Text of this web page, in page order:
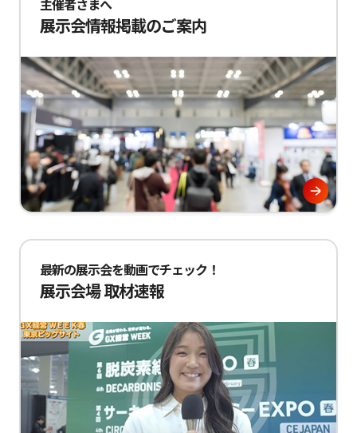
主催者さまへ
展示会情報掲載のご案内
最新の展示会を動画でチェック！
展示会場 取材速報